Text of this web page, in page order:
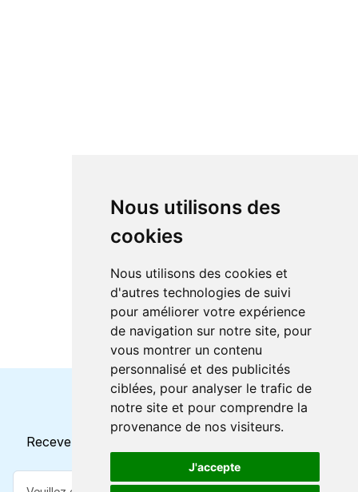
Nous utilisons des
cookies
Nous utilisons des cookies et
d'autres technologies de suivi
pour améliorer votre expérience
de navigation sur notre site, pour
vous montrer un contenu
personnalisé et des publicités
ciblées, pour analyser le trafic de
notre site et pour comprendre la
provenance de nos visiteurs.
J'accepte
Horaires et offres actuels
Recevez toutes les mises à jour dans votre e-mail